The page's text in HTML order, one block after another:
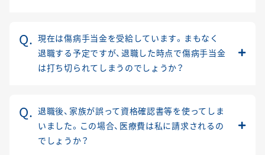
現在は傷病手当金を受給しています。まもなく
退職する予定ですが、退職した時点で傷病手当金
は打ち切られてしまうのでしょうか？
退職後、家族が誤って資格確認書等を使ってしま
いました。この場合、医療費は私に請求されるの
でしょうか？